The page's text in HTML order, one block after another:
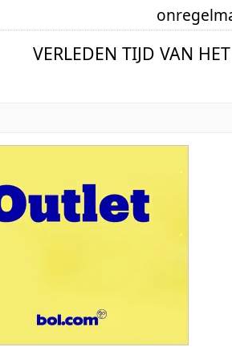
VERLEDEN TIJD VAN